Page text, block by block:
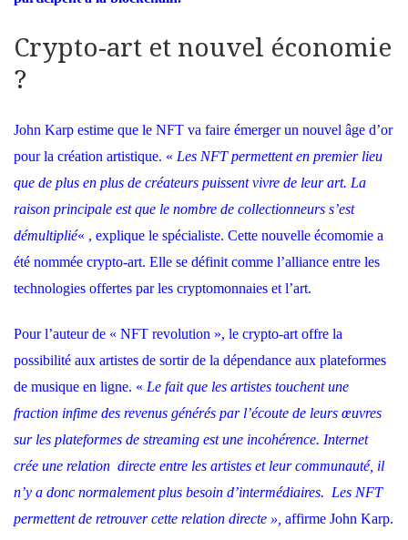
Crypto-art et nouvel économie
?
John Karp estime que le NFT va faire émerger un nouvel âge d’or
pour la création artistique. « Les NFT permettent en premier lieu
que de plus en plus de créateurs puissent vivre de leur art. La
raison principale est que le nombre de collectionneurs s’est
démultiplié« , explique le spécialiste. Cette nouvelle écomomie a
été nommée crypto-art. Elle se définit comme l’alliance entre les
technologies offertes par les cryptomonnaies et l’art.
Pour l’auteur de « NFT revolution », le crypto-art offre la
possibilité aux artistes de sortir de la dépendance aux plateformes
de musique en ligne. « Le fait que les artistes touchent une
fraction infime des revenus générés par l’écoute de leurs œuvres
sur les plateformes de streaming est une incohérence. Internet
crée une relation directe entre les artistes et leur communauté, il
n’y a donc normalement plus besoin d’intermédiaires. Les NFT
permettent de retrouver cette relation directe », affirme John Karp.